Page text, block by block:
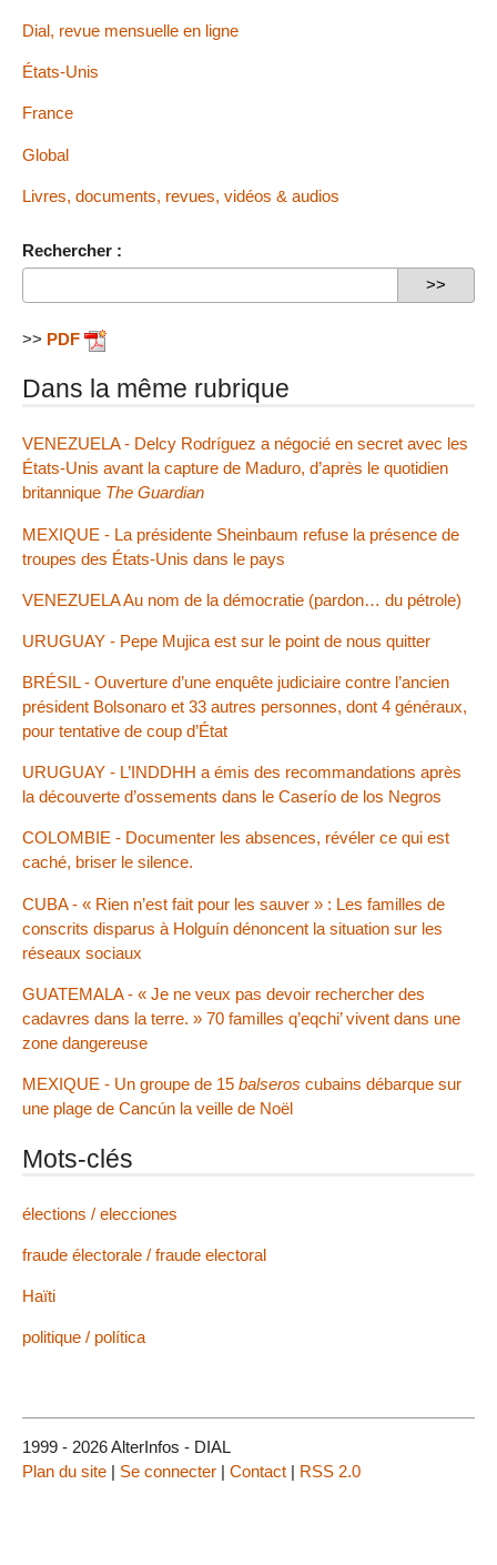
Dial, revue mensuelle en ligne
États-Unis
France
Global
Livres, documents, revues, vidéos & audios
Rechercher :
>> PDF
Dans la même rubrique
VENEZUELA - Delcy Rodríguez a négocié en secret avec les
États-Unis avant la capture de Maduro, d’après le quotidien
britannique The Guardian
MEXIQUE - La présidente Sheinbaum refuse la présence de
troupes des États-Unis dans le pays
VENEZUELA Au nom de la démocratie (pardon… du pétrole)
URUGUAY - Pepe Mujica est sur le point de nous quitter
BRÉSIL - Ouverture d’une enquête judiciaire contre l’ancien
président Bolsonaro et 33 autres personnes, dont 4 généraux,
pour tentative de coup d’État
URUGUAY - L’INDDHH a émis des recommandations après
la découverte d’ossements dans le Caserío de los Negros
COLOMBIE - Documenter les absences, révéler ce qui est
caché, briser le silence.
CUBA - « Rien n’est fait pour les sauver » : Les familles de
conscrits disparus à Holguín dénoncent la situation sur les
réseaux sociaux
GUATEMALA - « Je ne veux pas devoir rechercher des
cadavres dans la terre. » 70 familles q’eqchi’ vivent dans une
zone dangereuse
MEXIQUE - Un groupe de 15 balseros cubains débarque sur
une plage de Cancún la veille de Noël
Mots-clés
élections / elecciones
fraude électorale / fraude electoral
Haïti
politique / política
1999 - 2026 AlterInfos - DIAL
Plan du site | Se connecter | Contact | RSS 2.0